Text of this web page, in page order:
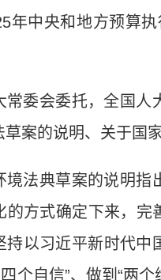
年中央和地方预算
常委会委托，全国人
草案的说明、关于国
境法典草案的说明指
的方式确定下来，
持以习近平新时代中
四个自信”、做到“两